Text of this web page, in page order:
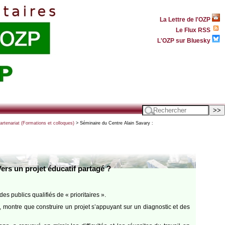
La Lettre de l'OZP
Le Flux RSS
L'OZP sur Bluesky
(Formations et colloques)> Séminaire du Centre Alain Savary :
un projet éducatif partagé ?
publics qualifiés de « prioritaires ».
que construire un projet s’appuyant sur un diagnostic et des